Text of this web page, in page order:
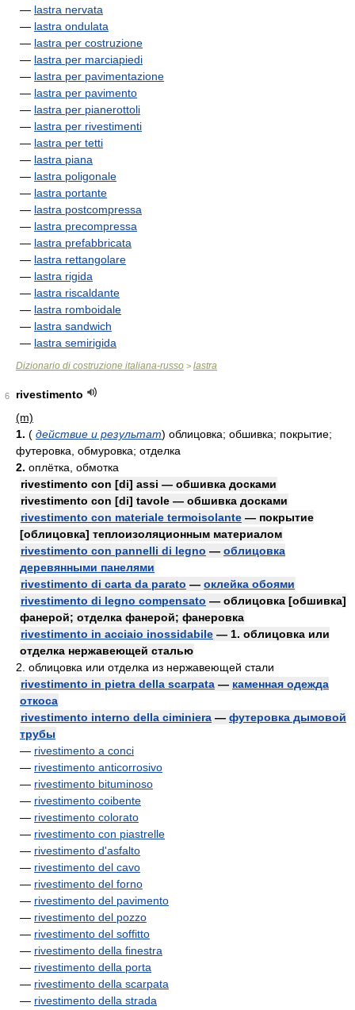
— lastra nervata
— lastra ondulata
— lastra per costruzione
— lastra per marciapiedi
— lastra per pavimentazione
— lastra per pavimento
— lastra per pianerottoli
— lastra per rivestimenti
— lastra per tetti
— lastra piana
— lastra poligonale
— lastra portante
— lastra postcompressa
— lastra precompressa
— lastra prefabbricata
— lastra rettangolare
— lastra rigida
— lastra riscaldante
— lastra romboidale
— lastra sandwich
— lastra semirigida
Dizionario di costruzione italiana-russo > lastra
6
rivestimento
(m)
1. ( действие и результат) облицовка; обшивка; покрытие;
футеровка, обмуровка; отделка
2. оплётка, обмотка
rivestimento con [di] assi — обшивка досками
rivestimento con [di] tavole — обшивка досками
rivestimento con materiale termoisolante — покрытие
[облицовка] теплоизоляционным материалом
rivestimento con pannelli di legno — облицовка
деревянными панелями
rivestimento di carta da parato — оклейка обоями
rivestimento di legno compensato — облицовка [обшивка]
фанерой; отделка фанерой; фанеровка
rivestimento in acciaio inossidabile — 1. облицовка или
отделка нержавеющей сталью
2. облицовка или отделка из нержавеющей стали
rivestimento in pietra della scarpata — каменная одежда
откоса
rivestimento interno della ciminiera — футеровка дымовой
трубы
— rivestimento a conci
— rivestimento anticorrosivo
— rivestimento bituminoso
— rivestimento coibente
— rivestimento colorato
— rivestimento con piastrelle
— rivestimento d'asfalto
— rivestimento del cavo
— rivestimento del forno
— rivestimento del pavimento
— rivestimento del pozzo
— rivestimento del soffitto
— rivestimento della finestra
— rivestimento della porta
— rivestimento della scarpata
— rivestimento della strada